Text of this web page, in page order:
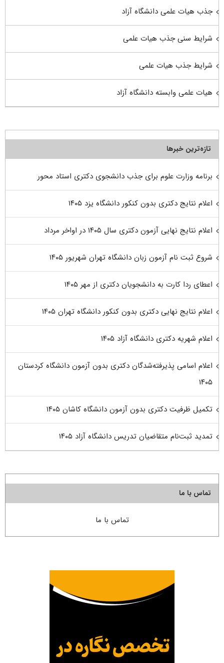
جذب هیات علمی دانشگاه آزاد
شرایط سنی جذب هیات علمی
شرایط جذب هیات علمی
هیات علمی وابسته دانشگاه آزاد
تازه‌ترین خبرها
برنامه وزارت علوم برای جذب دانشجوی دکتری استاد محور
اعلام نتایج دکتری بدون کنکور دانشگاه یزد ۱۴۰۵
اعلام نتایج نهایی آزمون دکتری سال ۱۴۰۵ در اواخر مرداد
شروع ثبت نام آزمون زبان دانشگاه تهران شهریور ۱۴۰۵
اعطای ردا کارت به دانشجویان دکتری از مهر ۱۴۰۵
اعلام نتایج نهایی دکتری بدون کنکور دانشگاه تهران ۱۴۰۵
اعلام شهریه دکتری دانشگاه آزاد ۱۴۰۵
اعلام اسامی پذیرفته‌شدگان دکتری بدون آزمون دانشگاه کردستان
۱۴۰۵
تکمیل ظرفیت دکتری بدون آزمون دانشگاه کاشان ۱۴۰۵
تمدید ثبت‌نام متقاضیان تدریس دانشگاه آزاد ۱۴۰۵
تماس با ما
تماس با ما